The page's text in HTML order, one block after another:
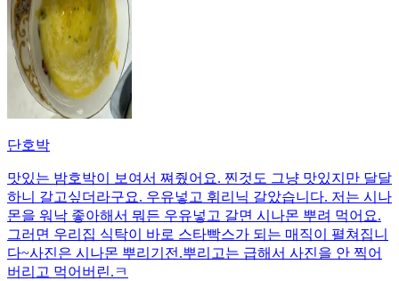
단호박
맛있는 밤호박이 보여서 쪄줬어요. 찐것도 그냥 맛있지만 달달
하니 갈고싶더라구요. 우유넣고 휘리닉 갈았습니다. 저는 시나
몬을 워낙 좋아해서 뭐든 우유넣고 갈면 시나몬 뿌려 먹어요.
그러면 우리집 식탁이 바로 스타빡스가 되는 매직이 펼쳐집니
다~사진은 시나몬 뿌리기전.뿌리고는 급해서 사진을 안 찍어
버리고 먹어버린.ㅋ